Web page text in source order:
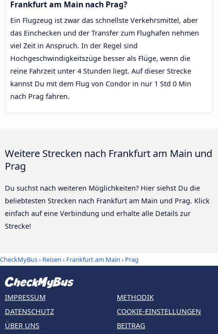
Frankfurt am Main nach Prag?
Ein Flugzeug ist zwar das schnellste Verkehrsmittel, aber
das Einchecken und der Transfer zum Flughafen nehmen
viel Zeit in Anspruch. In der Regel sind
Hochgeschwindigkeitszüge besser als Flüge, wenn die
reine Fahrzeit unter 4 Stunden liegt. Auf dieser Strecke
kannst Du mit dem Flug von Condor in nur 1 Std 0 Min
nach Prag fahren.
Weitere Strecken nach Frankfurt am Main und
Prag
Du suchst nach weiteren Möglichkeiten? Hier siehst Du die
beliebtesten Strecken nach Frankfurt am Main und Prag. Klick
einfach auf eine Verbindung und erhalte alle Details zur
Strecke!
CheckMyBus› Reisen › Frankfurt am Main › Prag
IMPRESSUM
DATENSCHUTZ
ÜBER UNS
METHODIK
COOKIE-EINSTELLUNGEN
BEITRAG